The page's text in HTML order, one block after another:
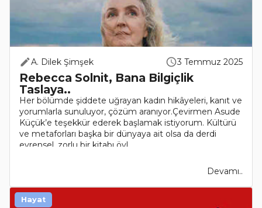
A. Dilek Şimşek 3 Temmuz 2025
Rebecca Solnit, Bana Bilgiçlik
Taslaya..
Her bölümde şiddete uğrayan kadın hikâyeleri, kanıt ve
yorumlarla sunuluyor, çözüm aranıyor.Çevirmen Asude
Küçük’e teşekkür ederek başlamak istiyorum. Kültürü
ve metaforları başka bir dünyaya ait olsa da derdi
evrensel, zorlu bir kitabı öyl..
Devamı..
Hayat